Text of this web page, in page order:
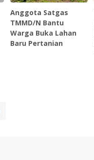
Anggota Satgas
TMMD/N Bantu
Warga Buka Lahan
Baru Pertanian